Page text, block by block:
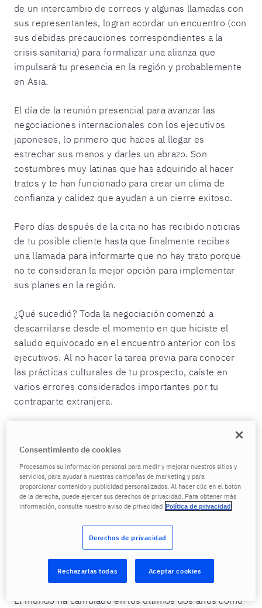
de un intercambio de correos y algunas llamadas con
sus representantes, logran acordar un encuentro (con
sus debidas precauciones correspondientes a la
crisis sanitaria) para formalizar una alianza que
impulsará tu presencia en la región y probablemente
en Asia.
El día de la reunión presencial para avanzar las
negociaciones internacionales con los ejecutivos
japoneses, lo primero que haces al llegar es
estrechar sus manos y darles un abrazo. Son
costumbres muy latinas que has adquirido al hacer
tratos y te han funcionado para crear un clima de
confianza y calidez que ayudan a un cierre exitoso.
Pero días después de la cita no has recibido noticias
de tu posible cliente hasta que finalmente recibes
una llamada para informarte que no hay trato porque
no te consideran la mejor opción para implementar
sus planes en la región.
¿Qué sucedió? Toda la negociación comenzó a
descarrilarse desde el momento en que hiciste el
saludo equivocado en el encuentro anterior con los
ejecutivos. Al no hacer la tarea previa para conocer
las prácticas culturales de tu prospecto, caíste en
varios errores considerados importantes por tu
contraparte extranjera.
Si hubieras investigado sobre la cultura de negocios
de Japón, sabrías que toman muy en serio los
ceremonialmente la tarjeta de presentación, se hace
una leve inclinación en señal de respeto y es común
entregar un regalo al final. Desestimar la cultura de un
Dejar de ser local para ser global
El mundo ha cambiado en los últimos dos años como
Consentimiento de cookies
Procesamos su información personal para medir y mejorar nuestros sitios y
servicios, para ayudar a nuestras campañas de marketing y para
proporcionar contenido y publicidad personalizados. Al hacer clic en el botón
de la derecha, puede ejercer sus derechos de privacidad. Para obtener más
información, consulte nuestro aviso de privacidad Política de privacidad
Derechos de privacidad
Rechazarlas todas Aceptar cookies